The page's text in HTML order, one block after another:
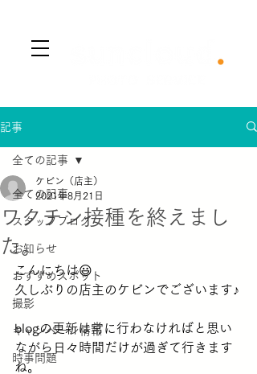
記事
全ての記事
スタッフブログ
お知らせ
おすすめスポット
撮影
キャンペーン情報
時事問題
全ての記事
ワクチン接種を終えまし
た。
ケビン（店主）
2021年8月21日
こんにちは😃
久しぶりの店主のケビンでございます♪
blogの更新は常に行わなければと思い
ながら日々時間だけが過ぎて行きます
ね。